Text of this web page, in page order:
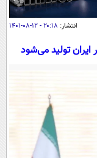
انتشار: ۲۰:۱۸ - ۱۲-۰۸-۱۴۰۱